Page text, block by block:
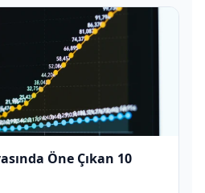
Öne Çıkan 10